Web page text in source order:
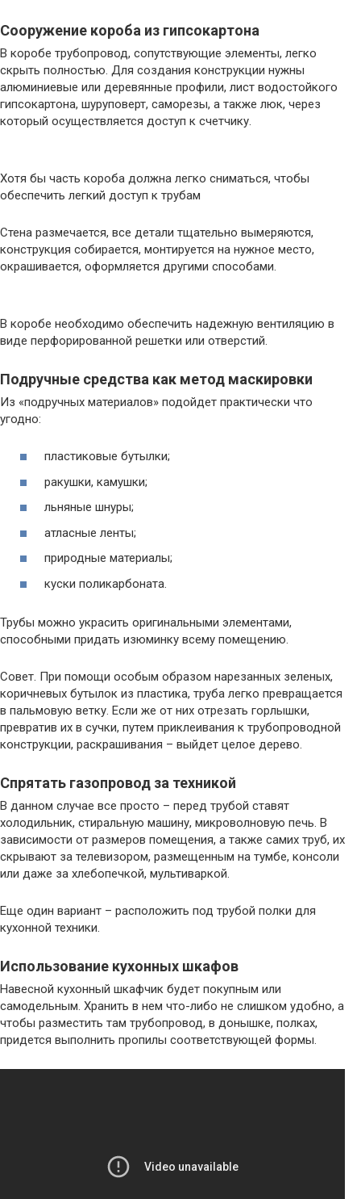
Сооружение короба из гипсокартона
В коробе трубопровод, сопутствующие элементы, легко
скрыть полностью. Для создания конструкции нужны
алюминиевые или деревянные профили, лист водостойкого
гипсокартона, шуруповерт, саморезы, а также люк, через
который осуществляется доступ к счетчику.
Хотя бы часть короба должна легко сниматься, чтобы
обеспечить легкий доступ к трубам
Стена размечается, все детали тщательно вымеряются,
конструкция собирается, монтируется на нужное место,
окрашивается, оформляется другими способами.
В коробе необходимо обеспечить надежную вентиляцию в
виде перфорированной решетки или отверстий.
Подручные средства как метод маскировки
Из «подручных материалов» подойдет практически что
угодно:
пластиковые бутылки;
ракушки, камушки;
льняные шнуры;
атласные ленты;
природные материалы;
куски поликарбоната.
Трубы можно украсить оригинальными элементами,
способными придать изюминку всему помещению.
Совет. При помощи особым образом нарезанных зеленых,
коричневых бутылок из пластика, труба легко превращается
в пальмовую ветку. Если же от них отрезать горлышки,
превратив их в сучки, путем приклеивания к трубопроводной
конструкции, раскрашивания – выйдет целое дерево.
Спрятать газопровод за техникой
В данном случае все просто – перед трубой ставят
холодильник, стиральную машину, микроволновую печь. В
зависимости от размеров помещения, а также самих труб, их
скрывают за телевизором, размещенным на тумбе, консоли
или даже за хлебопечкой, мультиваркой.
Еще один вариант – расположить под трубой полки для
кухонной техники.
Использование кухонных шкафов
Навесной кухонный шкафчик будет покупным или
самодельным. Хранить в нем что-либо не слишком удобно, а
чтобы разместить там трубопровод, в донышке, полках,
придется выполнить пропилы соответствующей формы.